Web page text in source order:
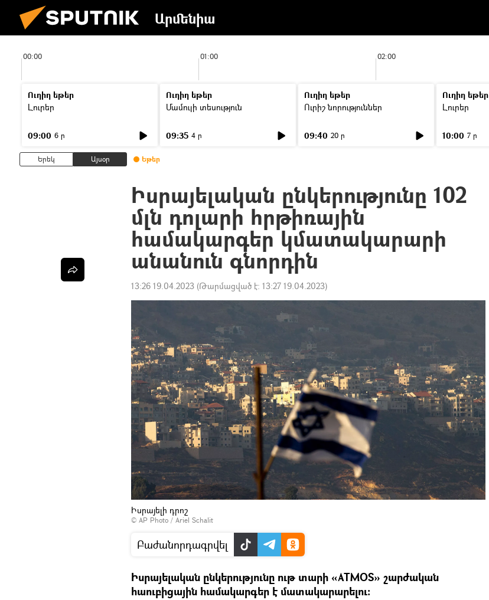
Արմենիա
00:00 01:00 02:00
Ուղիղ եթեր
Լուրեր
09:00 6 ր
Ուղիղ եթեր
Մամուլի տեսություն
09:35 4 ր
Ուղիղ եթեր
Ուրիշ նորություններ
09:40 20 ր
Ուղիղ եթեր
Լուրեր
10:00 7 ր
Երեկ Այսօր Եթեր
Իսրայելական ընկերությունը 102
մլն դոլարի հրթիռային
համակարգեր կմատակարարի
անանուն գնորդին
13:26 19.04.2023 (Թարմացված է: 13:27 19.04.2023)
Իսրայելի դրոշ
© AP Photo / Ariel Schalit
Բաժանորդագրվել
Իսրայելական ընկերությունը ութ տարի «ATMOS» շարժական
հաուբիցային համակարգեր է մատակարարելու։